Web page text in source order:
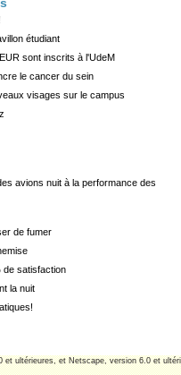
étudiant
sont inscrits à l'UdeM
le cancer du sein
visages sur le campus
avions nuit à la performance des
de fumer
de satisfaction
la nuit
ultérieures, et Netscape, version 6.0 et